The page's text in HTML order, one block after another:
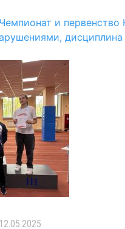
Чемпионат и первенство
дисциплина